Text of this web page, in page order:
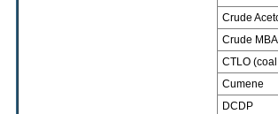
Crude
Crude MBA
CTLO
Cumene
DCDP